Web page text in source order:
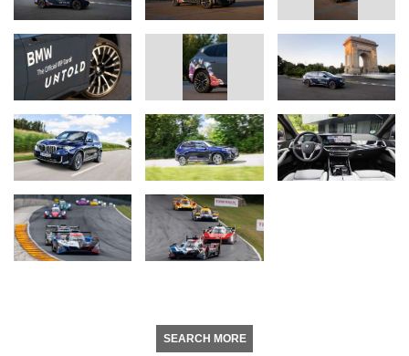
SEARCH MORE